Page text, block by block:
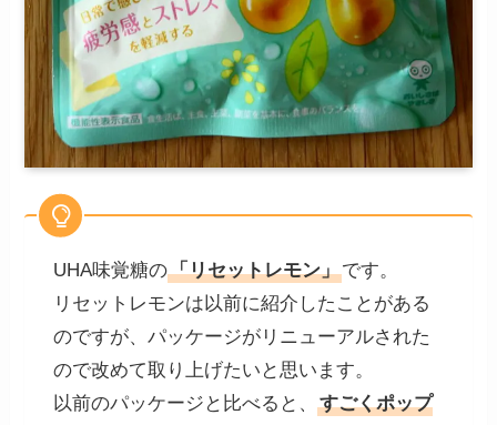
UHA味覚糖の「リセットレモン」です。
リセットレモンは以前に紹介したことがある
のですが、パッケージがリニューアルされた
ので改めて取り上げたいと思います。
以前のパッケージと比べると、
すごくポップ